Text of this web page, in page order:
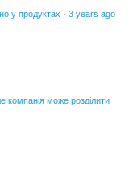
у продуктах · 3 years ago
компанія може розділити